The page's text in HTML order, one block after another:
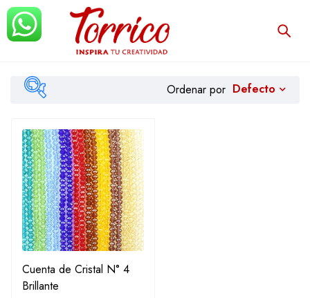
Filtrar
Ordenar por Defecto
Cuenta de Cristal N° 4
Brillante